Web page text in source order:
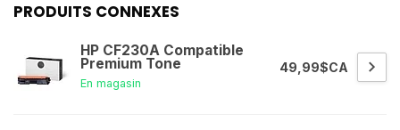
PRODUITS CONNEXES
HP CF230A Compatible
Premium Tone
En magasin
49,99$CA